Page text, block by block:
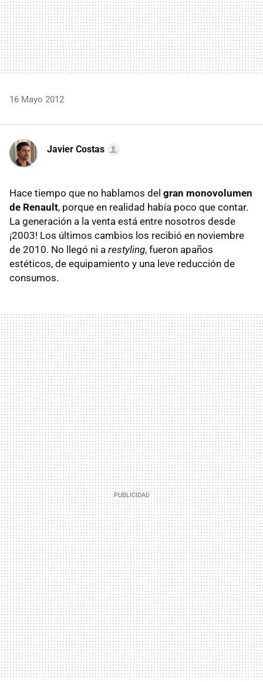
16 Mayo 2012
Javier Costas
Hace tiempo que no hablamos del gran monovolumen
de Renault, porque en realidad había poco que contar.
La generación a la venta está entre nosotros desde
¡2003! Los últimos cambios los recibió en noviembre
de 2010. No llegó ni a restyling, fueron apaños
estéticos, de equipamiento y una leve reducción de
consumos.